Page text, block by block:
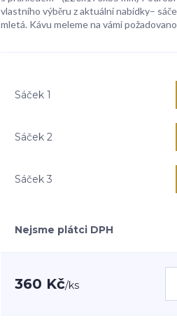
vlastního výběru z aktuální nabídky–
mletá. Kávu meleme na vámi
Sáček 1
Sáček 2
Sáček 3
Nejsme plátci DPH
360 Kč/ks